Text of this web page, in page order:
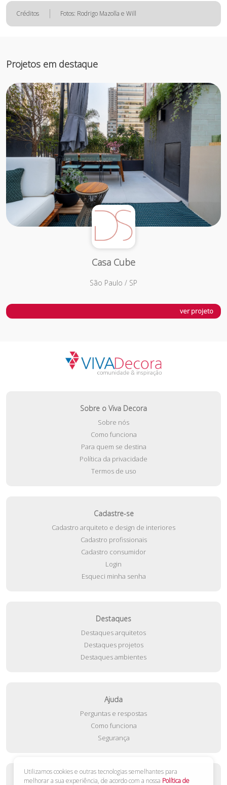
Créditos Fotos: Rodrigo Mazolla e Will
Projetos em destaque
Casa Cube
São Paulo / SP
ver projeto
Sobre o Viva Decora
Sobre nós
Como funciona
Para quem se destina
Política da privacidade
Termos de uso
Cadastre-se
Cadastro arquiteto e design de interiores
Cadastro profissionais
Cadastro consumidor
Login
Esqueci minha senha
Destaques
Destaques arquitetos
Destaques projetos
Destaques ambientes
Ajuda
Perguntas e respostas
Como funciona
Segurança
Contato
Utilizamos cookies e outras tecnologias semelhantes para
melhorar a sua experiência, de acordo com a nossa Política de